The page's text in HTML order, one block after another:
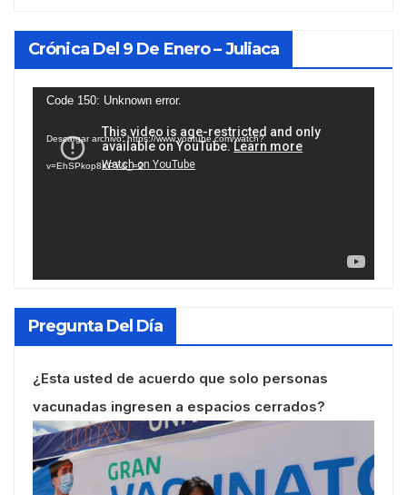
Crónica Del 9 De Enero – Juliaca
Reproductor
vídeo
Code 150: Unknown error.
Descargar archivo: https://www.youtube.com/watch?
v=EhSPkop8KPY&_=2
Pregunta Del Día
¿Esta usted de acuerdo que solo personas
vacunadas ingresen a espacios cerrados?